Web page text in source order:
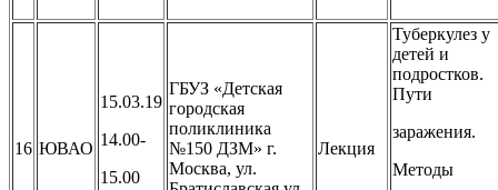
16 ЮВАО
15.03.19
14.00-
15.00
ГБУЗ «Детская
городская
поликлиника
№150 ДЗМ» г.
Москва, ул.
Лекция
Туберкулез у
детей и
подростков.
Пути
заражения.
Методы